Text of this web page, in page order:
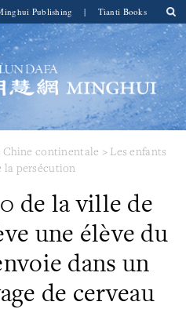
Publishing | Tianti Books
Chine continentale > Les enfants
la persécution
de la ville de
une élève du
dans un
de cerveau